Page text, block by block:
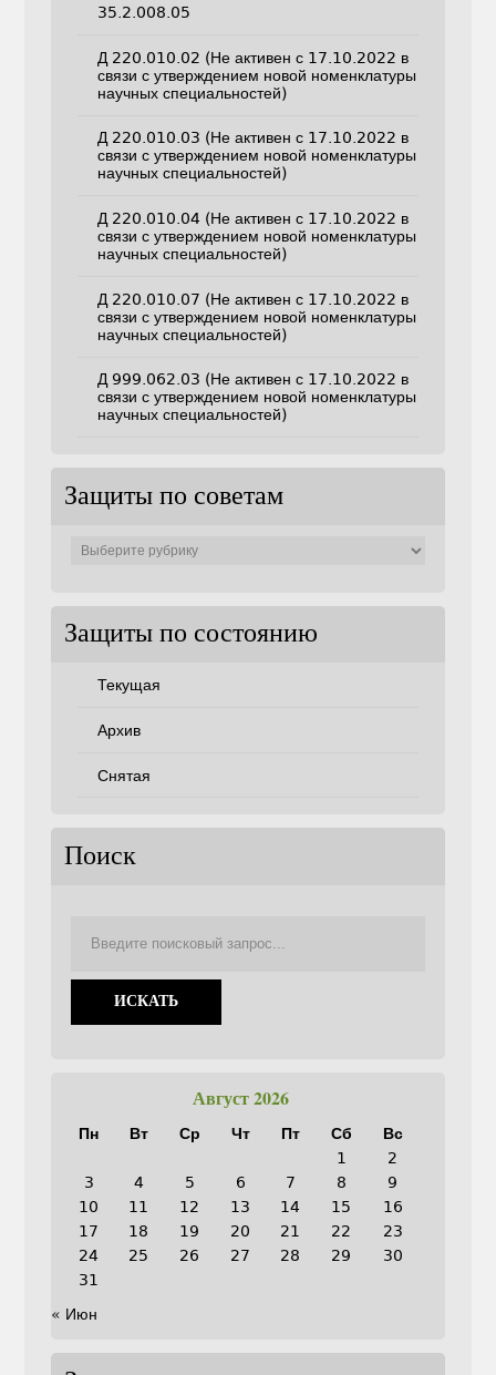
35.2.008.05
Д 220.010.02 (Не активен с 17.10.2022 в
связи с утверждением новой номенклатуры
научных специальностей)
Д 220.010.03 (Не активен с 17.10.2022 в
связи с утверждением новой номенклатуры
научных специальностей)
Д 220.010.04 (Не активен с 17.10.2022 в
связи с утверждением новой номенклатуры
научных специальностей)
Д 220.010.07 (Не активен с 17.10.2022 в
связи с утверждением новой номенклатуры
научных специальностей)
Д 999.062.03 (Не активен с 17.10.2022 в
связи с утверждением новой номенклатуры
научных специальностей)
Защиты по советам
Защиты по состоянию
Текущая
Архив
Снятая
Поиск
Август 2026
Пн Вт Ср Чт Пт Сб
Вс
1
2
3
4 5 6 7 8
9
10
11 12 13 14 15
16
17
18 19 20 21 22
23
24
25 26 27 28 29
30
31
« Июн